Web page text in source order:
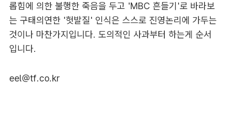
롭힘에 의한 불행한 죽음을 두고 'MBC 흔들기'로 바라보
는 구태의연한 '헛발질' 인식은 스스로 진영논리에 가두는
것이나 마찬가지입니다. 도의적인 사과부터 하는게 순서
입니다.
eel@tf.co.kr